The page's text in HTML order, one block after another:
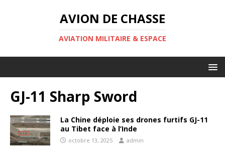
AVION DE CHASSE
AVIATION MILITAIRE & ESPACE
GJ-11 Sharp Sword
La Chine déploie ses drones furtifs GJ-11
au Tibet face à l’Inde
octobre 13, 2025 admin